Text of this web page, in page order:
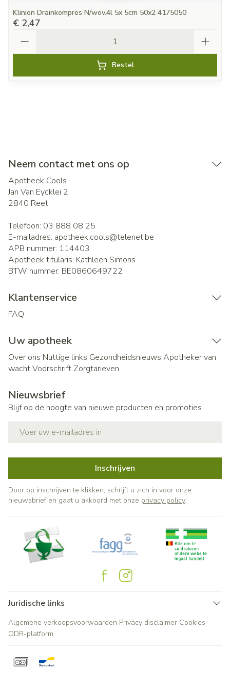
Klinion Drainkompres N/wov.4l 5x 5cm 50x2 4175050
€ 2,47
Bestel
Neem contact met ons op
Apotheek Cools
Jan Van Eycklei 2
2840 Reet
Telefoon: 03 888 08 25
E-mailadres: apotheek.cools@telenet.be
APB nummer: 114403
Apotheek titularis: Kathleen Simons
BTW nummer: BE0860649722
Klantenservice
FAQ
Uw apotheek
Over ons Nuttige links Gezondheidsnieuws Apotheker van
wachtVoorschrift Zorgtarieven
Nieuwsbrief
Blijf op de hoogte van nieuwe producten en promoties
Inschrijven
Door op inschrijven te klikken, schrijft u zich in voor onze
nieuwsbrief en gaat u akkoord met onze privacy policy.
Juridische links
Algemene verkoopsvoorwaarden Privacy disclaimer Cookies
ODR-platform